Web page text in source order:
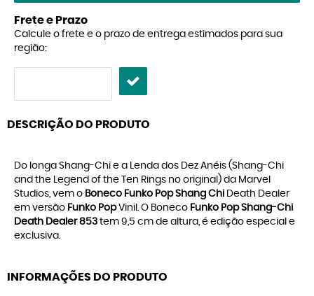
Frete e Prazo
Calcule o frete e o prazo de entrega estimados para sua
região:
DESCRIÇÃO DO PRODUTO
Do longa Shang-Chi e a Lenda dos Dez Anéis (Shang-Chi
and the Legend of the Ten Rings no original) da Marvel
Studios, vem o Boneco Funko Pop Shang Chi Death Dealer
em versão Funko PopVinil. O Boneco Funko Pop Shang-Chi
Death Dealer 853 tem 9,5 cm de altura, é edição especial e
exclusiva.
INFORMAÇÕES DO PRODUTO